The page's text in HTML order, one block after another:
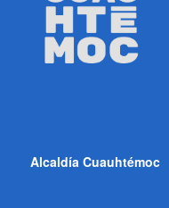
Alcaldía Cuauhtémoc